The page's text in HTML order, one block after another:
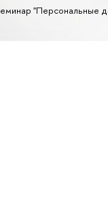
"Персональные